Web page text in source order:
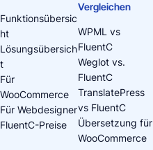
Funktionsübersic
ht
Lösungsübersich
t
Für
WooCommerce
Für Webdesigner
FluentC-Preise
Vergleichen
WPML vs
FluentC
Weglot vs.
FluentC
TranslatePress
vs FluentC
Übersetzung für
WooCommerce